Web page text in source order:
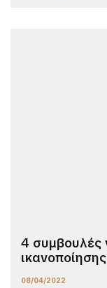
4 συμβουλές
08/04/2022